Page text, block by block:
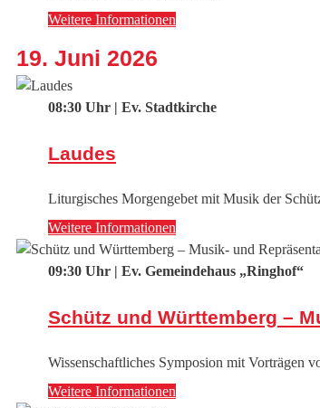
Weitere Informationen
19. Juni 2026
08:30 Uhr | Ev. Stadtkirche
Laudes
Liturgisches Morgengebet mit Musik der
Weitere Informationen
09:30 Uhr | Ev. Gemeindehaus „Ringhof“
Schütz und Württemberg –
Wissenschaftliches Symposion mit Vorträgen
Weitere Informationen